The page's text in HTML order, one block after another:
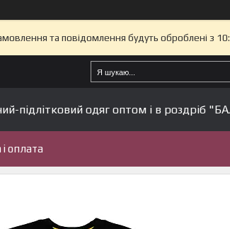
та повідомлення будуть оброблені з
підлітковий одяг оптом і в роздріб
оплата